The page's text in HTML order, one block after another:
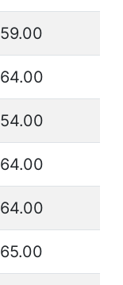
59.00
64.00
54.00
64.00
64.00
65.00